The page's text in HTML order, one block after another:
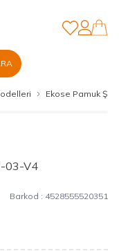
Hesabım
Favorilerim
Ekose Pamuk Şal
03-V4
Barkod : 4528555520351